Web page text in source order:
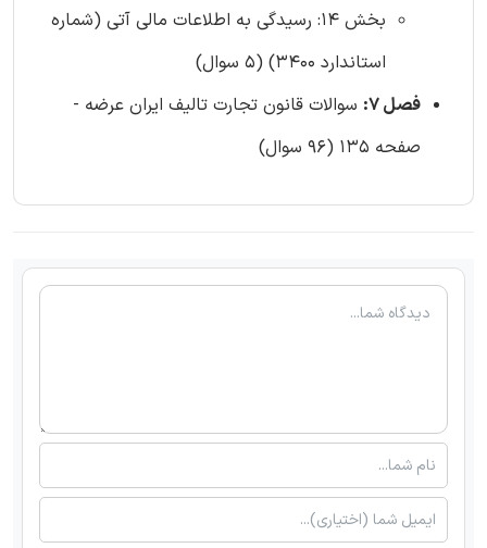
بخش 14: رسیدگی به اطلاعات مالی آتی (شماره
استاندارد 3400) (5 سوال)
فصل 7:
سوالات قانون تجارت تالیف ایران عرضه -
صفحه 135 (96 سوال)